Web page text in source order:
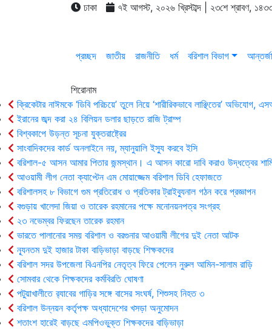
ঢাকা ৭ই আগস্ট, ২০২৬ খ্রিস্টাব্দ | ২৩শে শ্রাবণ,
প্রচ্ছদ জাতীয় রাজনীতি ধর্ম বরিশাল বিভাগ
শিরোনাম
ক্রিকেটার নাঈমকে ‘ডিবি পরিচয়ে’ তুলে নিয়ে ‘শারীরিকভাবে লাঞ্ছিতের’
ইরানের জব্দ করা ২৪ বিলিয়ন ডলার ছাড়তে রাজি ট্রাম্প
বিশ্বকাপে উড়ন্ত সূচনা যুক্তরাষ্ট্রের
সাংবাদিকদের কার্ড অনলাইনে নয়, ম্যানুয়ালি ইস্যু করবে ইসি
বরিশাল-৫ আসন আমার পিতার জন্মস্থান। এ আসন কারো দাবি করাও উদ্ধত্বের
আওয়ামী লীগ নেতা ক্যাপ্টেন এম মোয়াজ্জেম বরিশাল ডিবি হেফাজতে
বরিশালসহ ৮ বিভাগে গুম প্রতিরোধ ও প্রতিকার ট্রাইব্যুনাল গঠন করে প্রজ্ঞাপন
বগুড়ায় খালেদা জিয়া ও তারেক রহমানের পক্ষে মনোনয়নপত্র সংগ্রহ
২৩ নভেম্বর ফিরছেন তারেক রহমান
ভারতে পালানোর সময় ব‌রিশাল ও বরগুনার আওয়ামী লীগের দুই নেতা আটক
ন্যূনতম দুই হাজার টাকা বাড়িভাড়া বাড়ছে শিক্ষকদের
বরিশাল সদর উপজেলা বিএনপির নেতৃত্ব ফিরে পেলেন নুরুল আমিন-সালাম রাড়ি
সোমবার থেকে শিক্ষকদের কর্মবিরতি ঘোষণা
পটুয়াখালীতে র‍্যাবের গাড়ির সঙ্গে বাসের সংঘর্ষ, শিশুসহ নিহত ৩
বরিশাল উন্নয়ন কর্তৃপক্ষ অধ্যাদেশের খসড়া অনুমোদন
শতাংশ হারেই বাড়ছে এমপিওভুক্ত শিক্ষকদের বাড়িভাড়া